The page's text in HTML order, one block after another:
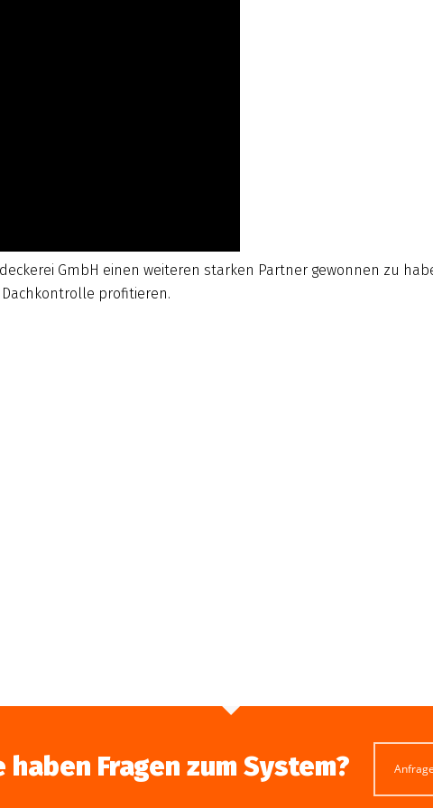
GmbH einen weiteren starken Partner gewonnen zu
profitieren.
haben Fragen zum System?